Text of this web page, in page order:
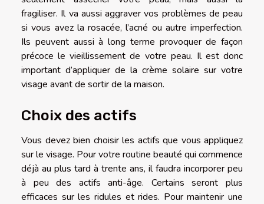
fragiliser. Il va aussi aggraver vos problèmes de peau
si vous avez la rosacée, l’acné ou autre imperfection.
Ils peuvent aussi à long terme provoquer de façon
précoce le vieillissement de votre peau. Il est donc
important d’appliquer de la crème solaire sur votre
visage avant de sortir de la maison.
Choix des actifs
Vous devez bien choisir les actifs que vous appliquez
sur le visage. Pour votre routine beauté qui commence
déjà au plus tard à trente ans, il faudra incorporer peu
à peu des actifs anti-âge. Certains seront plus
efficaces sur les ridules et rides. Pour maintenir une